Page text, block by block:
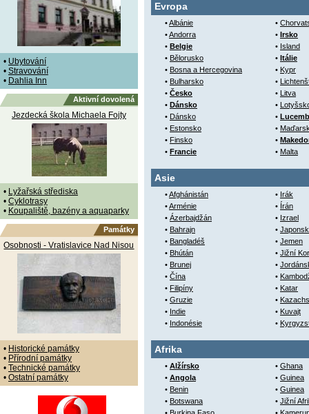
• Ubytování
• Stravování
• Dahlia Inn
Aktivní dovolená
Jezdecká škola Michaela Fojty
• Lyžařská střediska
• Cyklotrasy
• Koupaliště, bazény a aquaparky
Památky
Osobnosti - Vratislavice Nad Nisou
• Historické památky
• Přírodní památky
• Technické památky
• Ostatní památky
Evropa
•Albánie
•Andorra
• Belgie
• Bělorusko
• Bosna a Hercegovina
• Bulharsko
• Česko
• Dánsko
• Dánsko
• Estonsko
• Finsko
• Francie
•
• Irsko
• Island
• Itálie
• Kypr
•
• Litva
•
•
•
•
• Malta
Asie
•Afghánistán
•Arménie
• Ázerbajdžán
• Bahrajn
• Bangladéš
• Bhútán
• Brunej
• Čína
• Filipíny
• Gruzie
• Indie
• Indonésie
• Irák
• Írán
• Izrael
•
• Jemen
• Jižní
•
•
• Katar
•
• Kuvajt
•
Afrika
• Alžírsko
• Angola
• Benin
• Botswana
• Ghana
• Guinea
• Guinea
• Jižní